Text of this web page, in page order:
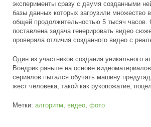
эксперименты сразу с двумя созданными
базы данных которых загрузили множество
общей продолжительностью 5 тысяч часов.
поставлена задача генерировать видео
проверяла отличия созданного видео с
Один из участников создания уникального
Вондрик раньше на основе
сериалов пытался обучать машину
жест человека, такой как рукопожатие,
Метки: алгоритм, видео, фото